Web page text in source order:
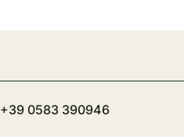
+39 0583 390946